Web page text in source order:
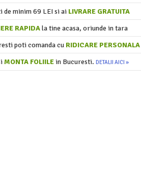
de minim 69 LEI si ai LIVRARE GRATUITA
RAPIDAla tine acasa, oriunde in tara
poti comanda cu RIDICARE PERSONALA
MONTA FOLIILEin Bucuresti. DETALII AICI »